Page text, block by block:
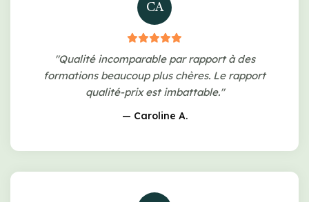
CA
"Qualité incomparable par rapport à des
formations beaucoup plus chères. Le rapport
qualité-prix est imbattable."
— Caroline A.